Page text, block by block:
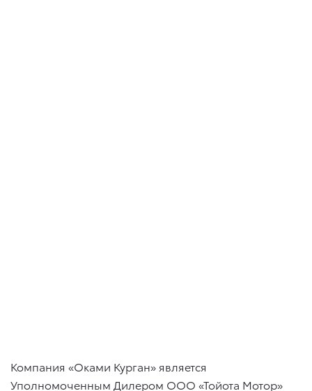
Компания «Оками Курган» является
Уполномоченным Дилером ООО «Тойота Мотор»